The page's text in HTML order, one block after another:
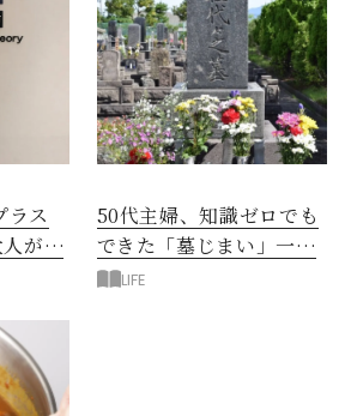
ラス
が着
50代主婦、知識ゼロでも
できた「墓じまい」一つ
後悔したのは、ある順
LIFE